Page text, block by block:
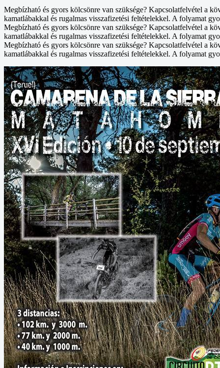
Megbízható és gyors kölcsönre van szüksége? Kapcsolatfelvétel a
kamatlábakkal és rugalmas visszafizetési feltételekkel. A folyamat
Megbízható és gyors kölcsönre van szüksége? Kapcsolatfelvétel a
kamatlábakkal és rugalmas visszafizetési feltételekkel. A folyamat
Megbízható és gyors kölcsönre van szüksége? Kapcsolatfelvétel a
kamatlábakkal és rugalmas visszafizetési feltételekkel. A folyamat